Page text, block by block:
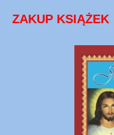
ZAKUP KSIĄŻEK